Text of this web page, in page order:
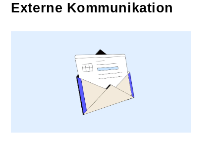
Externe Kommunikation